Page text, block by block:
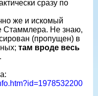
сразу по
же и искомый
Стаммлера. Не знаю,
(пропущен) в
там вроде весь
.